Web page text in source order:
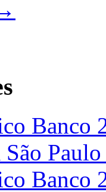
Banco
Banco